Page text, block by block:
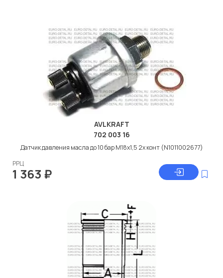
AVLKRAFT
702 003 16
Датчик давления масла до 10 бар M18x1,5 2х конт (N1011002677)
РРЦ
1 363 ₽